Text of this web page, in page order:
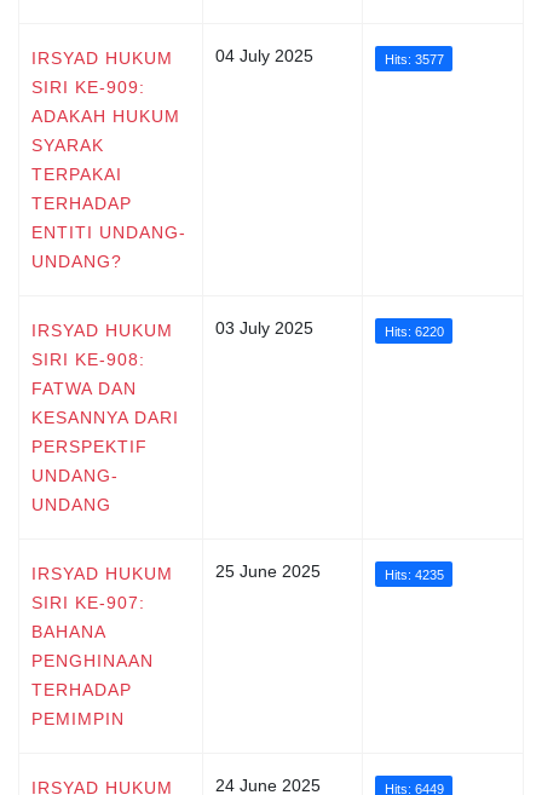
IRSYAD HUKUM
SIRI KE-909:
ADAKAH HUKUM
SYARAK
TERPAKAI
TERHADAP
ENTITI UNDANG-
UNDANG?
04 July 2025 Hits: 3577
IRSYAD HUKUM
SIRI KE-908:
FATWA DAN
KESANNYA DARI
PERSPEKTIF
UNDANG-
UNDANG
03 July 2025 Hits: 6220
IRSYAD HUKUM
SIRI KE-907:
BAHANA
PENGHINAAN
TERHADAP
PEMIMPIN
25 June 2025 Hits: 4235
IRSYAD HUKUM
24 June 2025 Hits: 6449